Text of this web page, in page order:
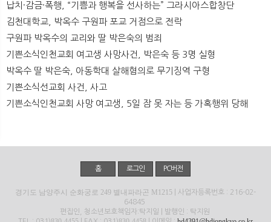
납치·감금·폭행, “기쁨과 행복을 선사하는” 그라시아스합창단
김천대학교, 박옥수 구원파 포교 거점으로 전락
구원파 박옥수의 교리와 딸 박은숙의 범죄
기쁜소식인천교회 여고생 사망사건, 박은숙 등 3명 실형
박옥수 딸 박은숙, 아동학대 살해혐의로 무기징역 구형
기쁜소식선교회 사건, 사고
기쁜소식인천교회 사망 여고생, 5일 잠 못 자는 등 가혹행위 당해
홈 로그인 PC버전
경기도 남양주시 순화궁로 249 별내파라곤 M1215 | 사업자등록번호 : 216-02-
64845
편집인, 청소년보호책임자:탁지일 | 발행인 : 탁지원